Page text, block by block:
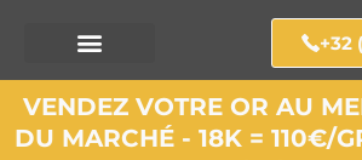
+32
VENDEZ VOTRE OR AU
DU MARCHÉ - 18K = 110€/